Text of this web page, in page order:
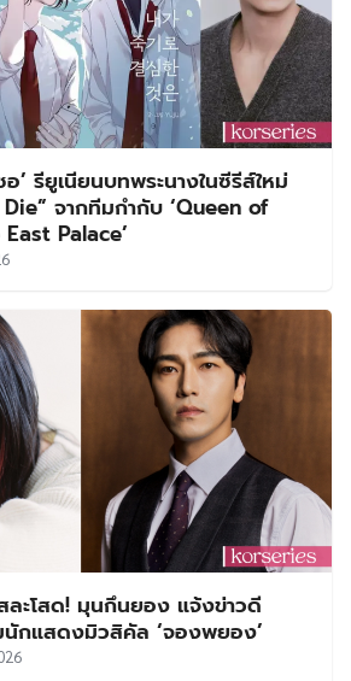
’ รียูเนียนบทพระนางในซีรีส์ใหม่
จากทีมกำกับ ‘Queen of
East Palace’
ละโสด! มุนกึนยอง แจ้งข่าวดี
กแสดงมิวสิคัล ‘จองพยอง’